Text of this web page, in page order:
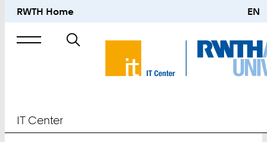
RWTH Home EN
Suche
nach
IT Center